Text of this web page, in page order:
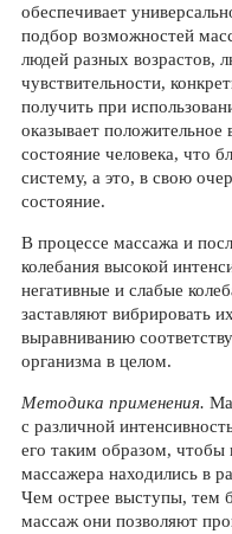
обеспечивает
подбор возможностей
людей разных возрастов,
чувствительности,
получить при
оказывает положительное
состояние человека, что
систему, а это, в свою
состояние.
В процессе массажа и
колебания высокой
негативные и слабые
заставляют вибрировать
выравниванию
организма в целом.
Методика применения.
с различной
его таким образом,
массажера находились в
Чем острее выступы, тем
массаж они позволяют